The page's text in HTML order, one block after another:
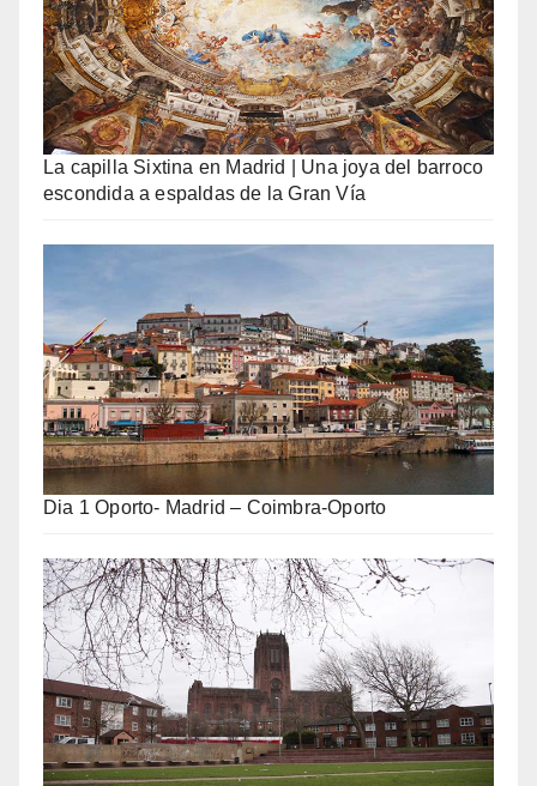
La capilla Sixtina en Madrid | Una joya del barroco
escondida a espaldas de la Gran Vía
Dia 1 Oporto- Madrid – Coimbra-Oporto